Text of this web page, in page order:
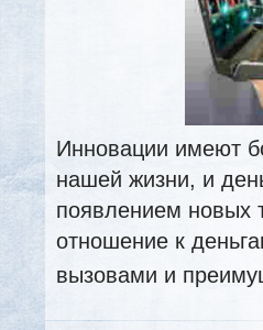
Инновации имеют
нашей жизни, и
появлением новых
отношение к
вызовами и